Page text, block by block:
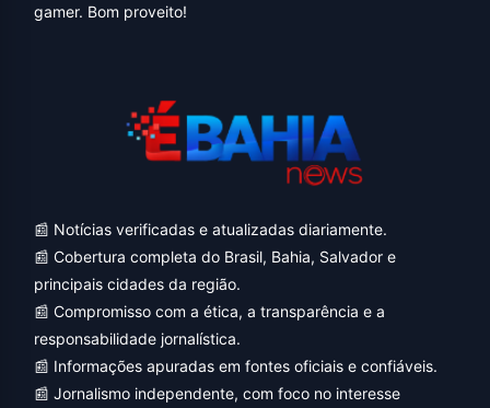
gamer. Bom proveito!
📰 Notícias verificadas e atualizadas diariamente.
📰 Cobertura completa do Brasil, Bahia, Salvador e
principais cidades da região.
📰 Compromisso com a ética, a transparência e a
responsabilidade jornalística.
📰 Informações apuradas em fontes oficiais e confiáveis.
📰 Jornalismo independente, com foco no interesse